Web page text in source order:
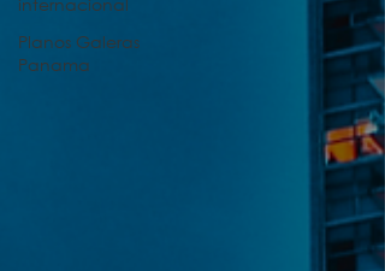
Planos Galeras
Panama